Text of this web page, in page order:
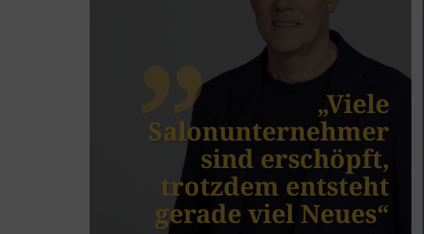
„Viele
Salonunternehmer
sind erschöpft,
trotzdem entsteht
gerade viel Neues“